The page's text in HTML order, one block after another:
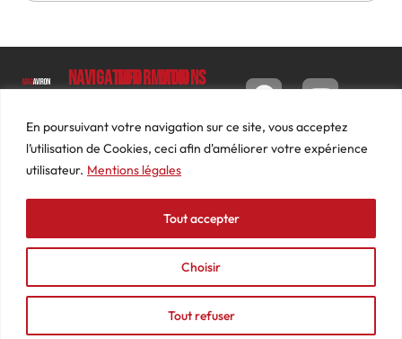
En poursuivant votre navigation sur ce site, vous acceptez
l’utilisation de Cookies, ceci afin d'améliorer votre expérience
utilisateur. Mentions légales
Choisir
Tout refuser
Tout accepter
Luc
Barbier
69640
74
87
contact@mediasaviron.fr
Navigation
Le
Magazine
Photos
Actualités
Podcasts
Informations
Conditions
générales
de ventes
Mentions
légales
Mon
Tableau
de bord
Commandes
Adresses
Détails
du
compte